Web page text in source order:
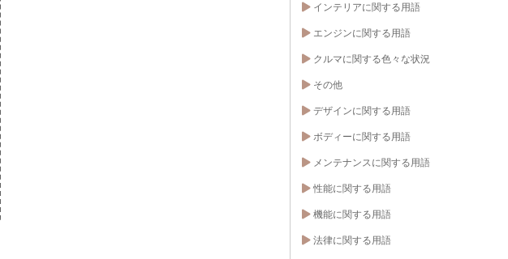
インテリアに関する用語
エンジンに関する用語
クルマに関する色々な状況
その他
デザインに関する用語
ボディーに関する用語
メンテナンスに関する用語
性能に関する用語
機能に関する用語
法律に関する用語